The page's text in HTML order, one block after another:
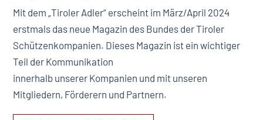
Mit dem „Tiroler Adler“ erscheint im März/April 2024
erstmals das neue Magazin des Bundes der Tiroler
Schützenkompanien. Dieses Magazin ist ein wichtiger
Teil der Kommunikation
innerhalb unserer Kompanien und mit unseren
Mitgliedern, Förderern und Partnern.